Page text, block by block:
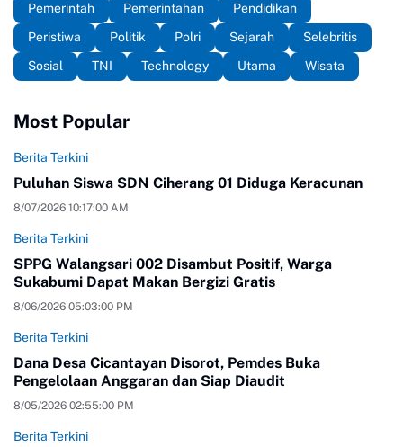
Pemerintah
Pemerintahan
Pendidikan
Peristiwa
Politik Polri Sejarah
Selebritis
Sosial
TNI Technology Utama Wisata
Most Popular
Berita Terkini
Puluhan Siswa SDN Ciherang 01 Diduga Keracunan
8/07/2026 10:17:00 AM
Berita Terkini
SPPG Walangsari 002 Disambut Positif, Warga
Sukabumi Dapat Makan Bergizi Gratis
8/06/2026 05:03:00 PM
Berita Terkini
Dana Desa Cicantayan Disorot, Pemdes Buka
Pengelolaan Anggaran dan Siap Diaudit
8/05/2026 02:55:00 PM
Berita Terkini